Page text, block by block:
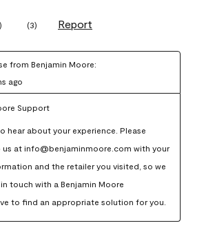
) (3) Report
from Benjamin Moore:
ago
Support
hear about your experience. Please
at info@benjaminmoore.com with your
and the retailer you visited, so we
touch with a Benjamin Moore
to find an appropriate solution for you.